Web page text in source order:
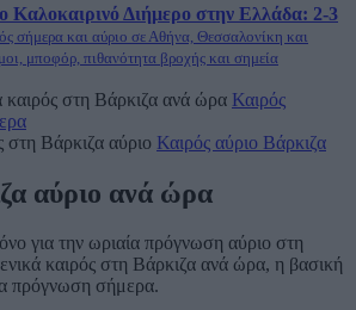
Καλοκαιρινό Διήμερο στην Ελλάδα: 2-3
σήμερα και αύριο σε Αθήνα, Θεσσαλονίκη και
μποφόρ, πιθανότητα βροχής και σημεία
καιρός στη Βάρκιζα ανά ώρα Καιρός
στη Βάρκιζα αύριο Καιρός αύριο Βάρκιζα
αύριο ανά ώρα
για την ωριαία πρόγνωση αύριο στη
καιρός στη Βάρκιζα ανά ώρα, η βασική
πρόγνωση σήμερα.